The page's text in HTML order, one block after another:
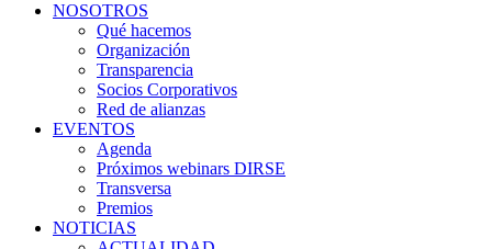
NOSOTROS
Qué hacemos
Organización
Transparencia
Socios Corporativos
Red de alianzas
EVENTOS
Agenda
Próximos webinars DIRSE
Transversa
Premios
NOTICIAS